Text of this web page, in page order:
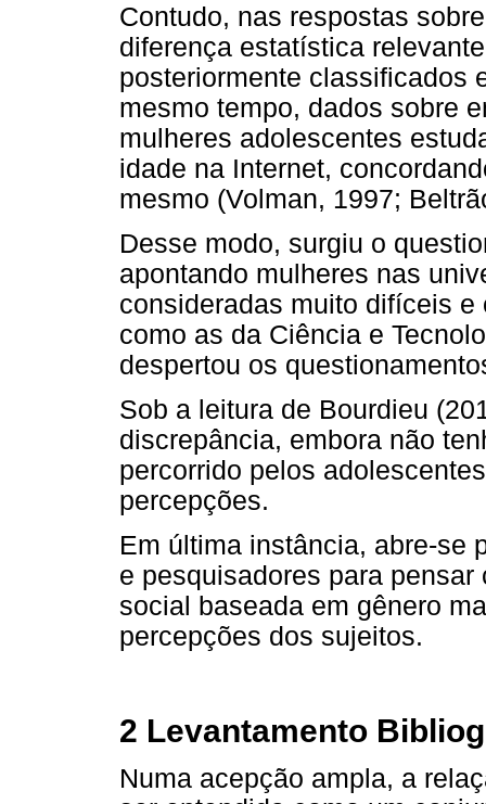
Contudo, nas respostas
diferença estatística
posteriormente classificados
mesmo tempo, dados sobre
mulheres adolescentes
idade na Internet,
mesmo (Volman, 1997;
Desse modo, surgiu o
apontando mulheres nas
consideradas muito difíceis
como as da Ciência e
despertou os
Sob a leitura de Bourdieu
discrepância, embora não
percorrido pelos
percepções.
Em última instância, abre-se
e pesquisadores para
social baseada em gênero
percepções dos sujeitos.
2 Levantamento
Numa acepção ampla, a